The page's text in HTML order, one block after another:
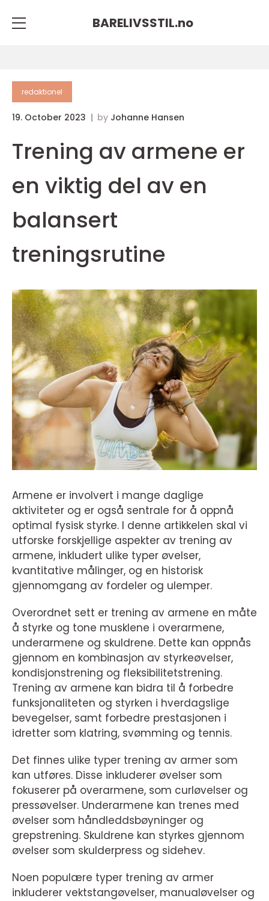
BARELIVSSTIL.no
redaktionel
19. October 2023 by Johanne Hansen
Trening av armene er
en viktig del av en
balansert
treningsrutine
Armene er involvert i mange daglige
aktiviteter og er også sentrale for å oppnå
optimal fysisk styrke. I denne artikkelen skal vi
utforske forskjellige aspekter av trening av
armene, inkludert ulike typer øvelser,
kvantitative målinger, og en historisk
gjennomgang av fordeler og ulemper.
Overordnet sett er trening av armene en måte
å styrke og tone musklene i overarmene,
underarmene og skuldrene. Dette kan oppnås
gjennom en kombinasjon av styrkeøvelser,
kondisjonstrening og fleksibilitetstrening.
Trening av armene kan bidra til å forbedre
funksjonaliteten og styrken i hverdagslige
bevegelser, samt forbedre prestasjonen i
idretter som klatring, svømming og tennis.
Det finnes ulike typer trening av armer som
kan utføres. Disse inkluderer øvelser som
fokuserer på overarmene, som curløvelser og
pressøvelser. Underarmene kan trenes med
øvelser som håndleddsbøyninger og
grepstrening. Skuldrene kan styrkes gjennom
øvelser som skulderpress og sidehev.
Noen populære typer trening av armer
inkluderer vektstangøvelser, manualøvelser og